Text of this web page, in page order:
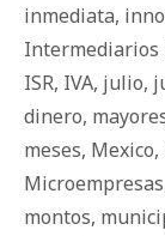
inmediata,
Intermediarios
ISR, IVA, julio,
dinero,
meses, Mexico,
Microempresas
montos,